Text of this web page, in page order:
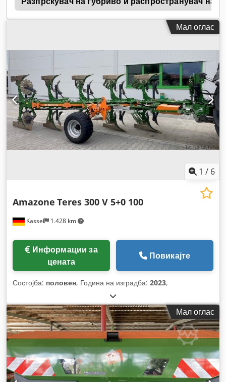
Мал оглас
1 / 6
Kassel 1.428 km
Amazone Teres 300 V 5+0 100
цената
Повикајте
Состојба: половен, Година на изградба: 2023,
Мал оглас